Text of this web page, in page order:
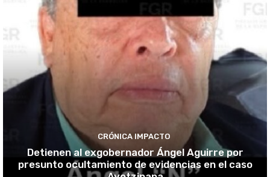
CRÓNICA IMPACTO
Detienen al exgobernador Ángel Aguirre por
presunto ocultamiento de evidencias en el caso